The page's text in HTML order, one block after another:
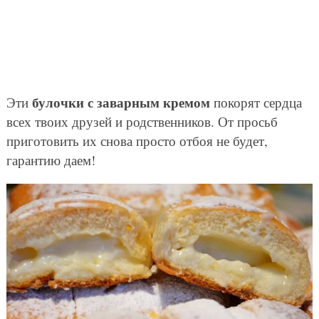
Эти булочки с заварным кремомпокорят сердца
всех твоих друзей и родственников. От просьб
приготовить их снова просто отбоя не будет,
гарантию даем!